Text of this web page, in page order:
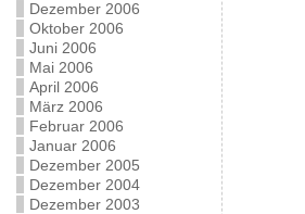
Dezember 2006
Oktober 2006
Juni 2006
Mai 2006
April 2006
März 2006
Februar 2006
Januar 2006
Dezember 2005
Dezember 2004
Dezember 2003